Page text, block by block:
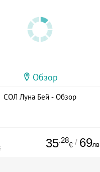
Обзор
СОЛ Луна Бей - Обзор
35.28
€ / 69лв.